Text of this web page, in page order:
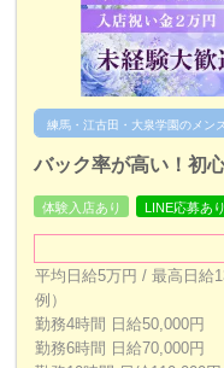
練馬・江古田・大泉学園のメン
バック率が高い！初
体験入店あり LINE応募あり
平均日給︎5万円 / 最高日給︎
例）
勤務4時間 日給50,000円
勤務6時間 日給70,000円